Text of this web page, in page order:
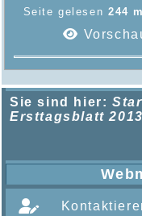
Seite gelesen 244
Sie sind hier:
Ersttagsblatt